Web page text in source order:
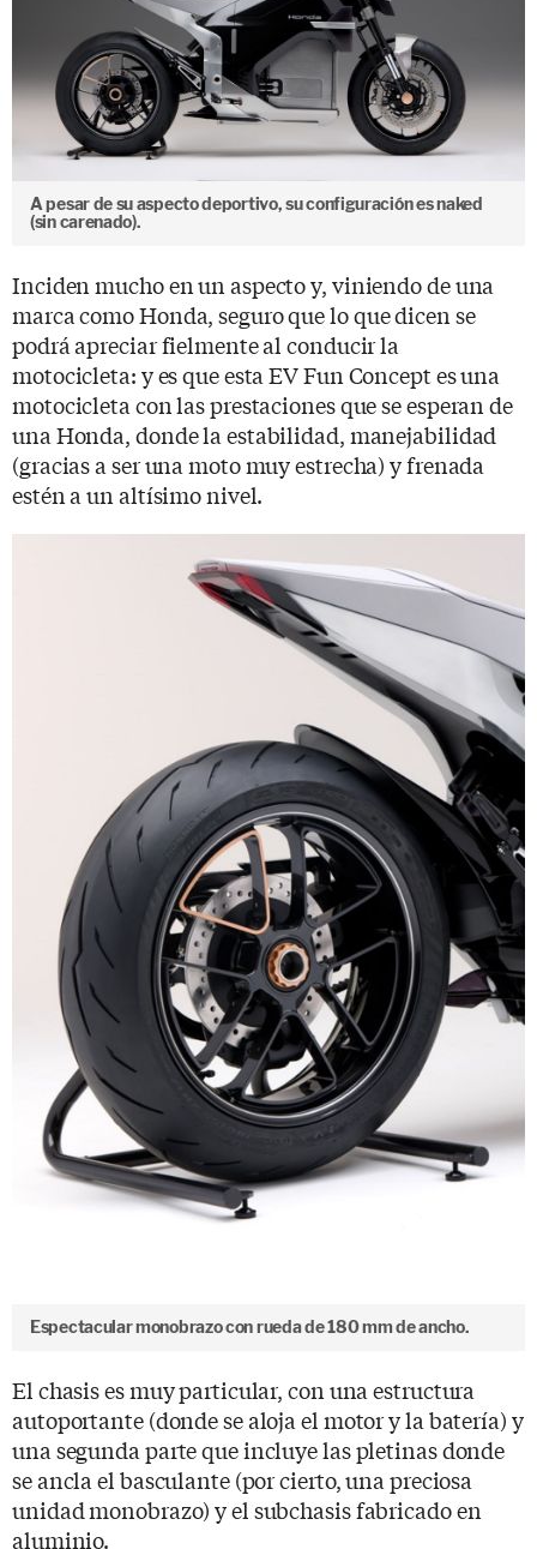
A pesar de su aspecto deportivo, su configuración es naked
(sin carenado).
Inciden mucho en un aspecto y, viniendo de una
marca como Honda, seguro que lo que dicen se
podrá apreciar fielmente al conducir la
motocicleta: y es que esta EV Fun Concept es una
motocicleta con las prestaciones que se esperan de
una Honda, donde la estabilidad, manejabilidad
(gracias a ser una moto muy estrecha) y frenada
estén a un altísimo nivel.
Espectacular monobrazo con rueda de 180 mm de ancho.
El chasis es muy particular, con una estructura
autoportante (donde se aloja el motor y la batería) y
una segunda parte que incluye las pletinas donde
se ancla el basculante (por cierto, una preciosa
unidad monobrazo) y el subchasis fabricado en
aluminio.